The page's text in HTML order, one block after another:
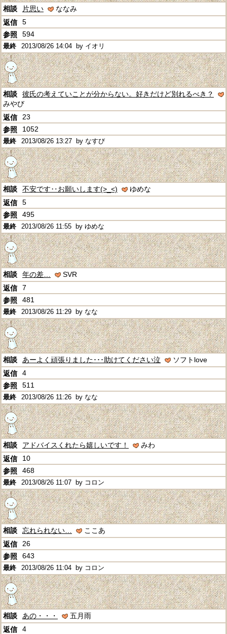
片思い
ななみ
5
594
2013/08/26 14:04 by イオリ
彼氏の考えていことが分からない。好きだけど別れるべき？
みやび
23
1052
2013/08/26 13:27 by なすび
不安です‥お願いします(>_<)
ゆめな
5
495
2013/08/26 11:55 by ゆめな
年の差…
SVR
7
481
2013/08/26 11:29 by なな
あーよく頑張りました･･･助けてください泣
ソフトlove
4
511
2013/08/26 11:26 by なな
アドバイスくれたら嬉しいです！
みわ
10
468
2013/08/26 11:07 by コロン
忘れられない…
ここあ
26
643
2013/08/26 11:04 by コロン
あの・・・
五月雨
4